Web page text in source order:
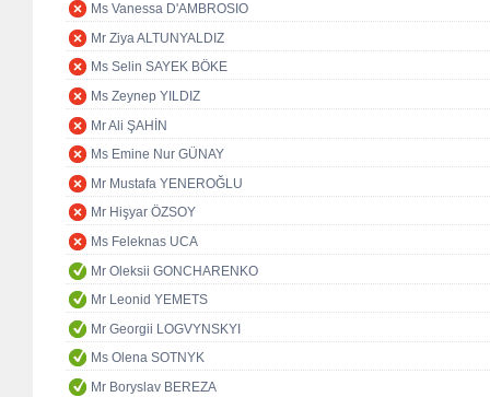
Ms Vanessa D'AMBROSIO
Mr Ziya ALTUNYALDIZ
Ms Selin SAYEK BÖKE
Ms Zeynep YILDIZ
Mr Ali ŞAHİN
Ms Emine Nur GÜNAY
Mr Mustafa YENEROĞLU
Mr Hişyar ÖZSOY
Ms Feleknas UCA
Mr Oleksii GONCHARENKO
Mr Leonid YEMETS
Mr Georgii LOGVYNSKYI
Ms Olena SOTNYK
Mr Boryslav BEREZA